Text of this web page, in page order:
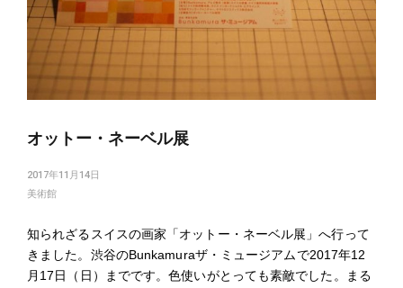
オットー・ネーベル展
2017年11月14日
美術館
知られざるスイスの画家「オットー・ネーベル展」へ行って
きました。渋谷のBunkamuraザ・ミュージアムで2017年12
月17日（日）までです。色使いがとっても素敵でした。まる